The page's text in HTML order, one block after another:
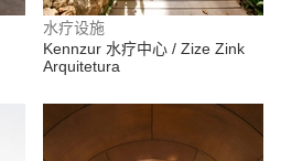
水疗设施
Kennzur 水疗中心 / Zize Zink
Arquitetura